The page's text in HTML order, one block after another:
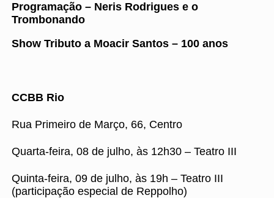
Programação – Neris Rodrigues e o
Trombonando
Show Tributo a Moacir Santos – 100 anos
CCBB Rio
Rua Primeiro de Março, 66, Centro
Quarta-feira, 08 de julho, às 12h30 – Teatro III
Quinta-feira, 09 de julho, às 19h – Teatro III
(participação especial de Reppolho)